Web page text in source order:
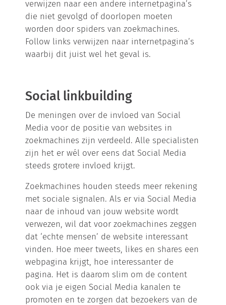
verwijzen naar een andere internetpagina’s
die niet gevolgd of doorlopen moeten
worden door spiders van zoekmachines.
Follow links verwijzen naar internetpagina’s
waarbij dit juist wel het geval is.
Social linkbuilding
De meningen over de invloed van Social
Media voor de positie van websites in
zoekmachines zijn verdeeld. Alle specialisten
zijn het er wél over eens dat Social Media
steeds grotere invloed krijgt.
Zoekmachines houden steeds meer rekening
met sociale signalen. Als er via Social Media
naar de inhoud van jouw website wordt
verwezen, wil dat voor zoekmachines zeggen
dat ‘echte mensen’ de website interessant
vinden. Hoe meer tweets, likes en shares een
webpagina krijgt, hoe interessanter de
pagina. Het is daarom slim om de content
ook via je eigen Social Media kanalen te
promoten en te zorgen dat bezoekers van de